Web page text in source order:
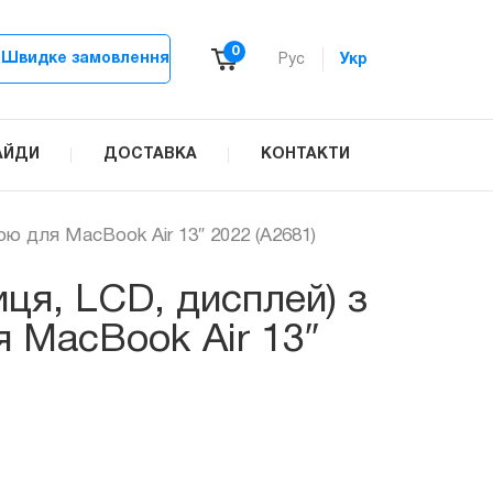
Швидке замовлення
0
Рус Укр
ДОСТАВКА КОНТАКТИ
для MacBook Air 13″ 2022 (А2681)
LCD, дисплей) з
Air 13″